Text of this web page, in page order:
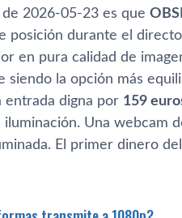
2026-05-23 es que
posición durante el
en pura calidad de
siendo la opción más
entrada digna por 159
Una webcam
El primer dinero